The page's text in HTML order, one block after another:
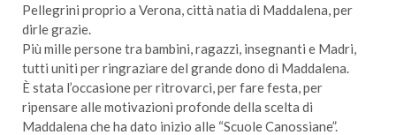
Pellegrini proprio a Verona, città natia di Maddalena, per
dirle grazie.
Più mille persone tra bambini, ragazzi, insegnanti e Madri,
tutti uniti per ringraziare del grande dono di Maddalena.
È stata l’occasione per ritrovarci, per fare festa, per
ripensare alle motivazioni profonde della scelta di
Maddalena che ha dato inizio alle “Scuole Canossiane”.